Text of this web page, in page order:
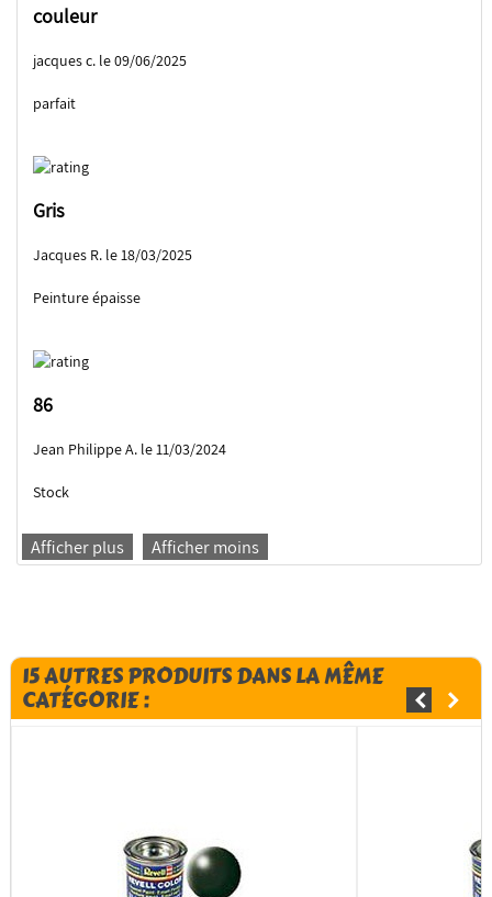
couleur
jacques c. le 09/06/2025
parfait
Gris
Jacques R. le 18/03/2025
Peinture épaisse
86
Jean Philippe A. le 11/03/2024
Stock
Afficher plus Afficher moins
15 AUTRES PRODUITS DANS LA MÊME
CATÉGORIE :